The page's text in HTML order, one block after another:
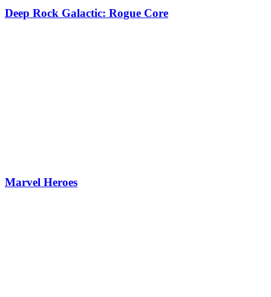
Deep Rock Galactic: Rogue Core
Marvel Heroes